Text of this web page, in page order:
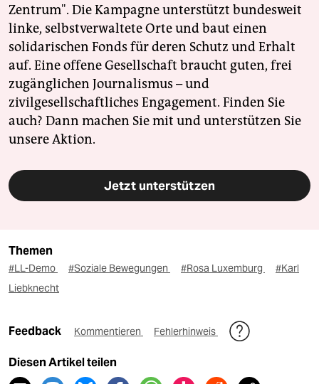
Zentrum". Die Kampagne unterstützt bundesweit
linke, selbstverwaltete Orte und baut einen
solidarischen Fonds für deren Schutz und Erhalt
auf. Eine offene Gesellschaft braucht guten, frei
zugänglichen Journalismus – und
zivilgesellschaftliches Engagement. Finden Sie
auch? Dann machen Sie mit und unterstützen Sie
unsere Aktion.
Jetzt unterstützen
Themen
#LL-Demo #Soziale Bewegungen #Rosa Luxemburg
#Karl
Liebknecht
Feedback Kommentieren Fehlerhinweis
Diesen Artikel teilen